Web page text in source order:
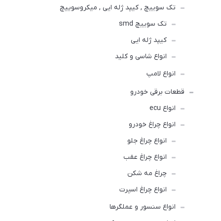
تک سوییچ , کیپد ژله ایی , میکروسوییچ
تک سوییچ smd
کیپد ژله ایی
انواع شاسی و کلید
انواع لامپ
قطعات برقی خودرو
انواع ecu
انواع چراغ خودرو
انواع چراغ جلو
انواع چراغ عقب
چراغ مه شکن
انواع چراغ اسپرت
انواع سنسور و عملگرها